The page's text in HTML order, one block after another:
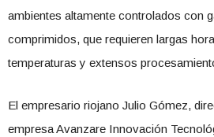
ambientes altamente controlados con
comprimidos, que requieren largas
temperaturas y extensos
El empresario riojano Julio Gómez,
empresa Avanzare Innovación